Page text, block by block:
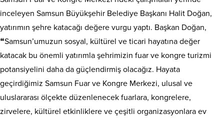
inceleyen Samsun Büyükşehir Belediye Başkanı Halit Doğan,
yatırımın şehre katacağı değere vurgu yaptı. Başkan Doğan,
❝Samsun’umuzun sosyal, kültürel ve ticari hayatına değer
katacak bu önemli yatırımla şehrimizin fuar ve kongre turizmi
potansiyelini daha da güçlendirmiş olacağız. Hayata
geçirdiğimiz Samsun Fuar ve Kongre Merkezi, ulusal ve
uluslararası ölçekte düzenlenecek fuarlara, kongrelere,
zirvelere, kültürel etkinliklere ve çeşitli organizasyonlara ev